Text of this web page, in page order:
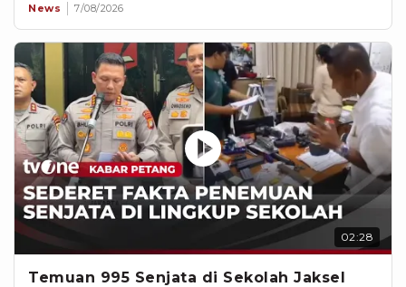
News 7/08/2026
02:28
Temuan 995 Senjata di Sekolah Jaksel